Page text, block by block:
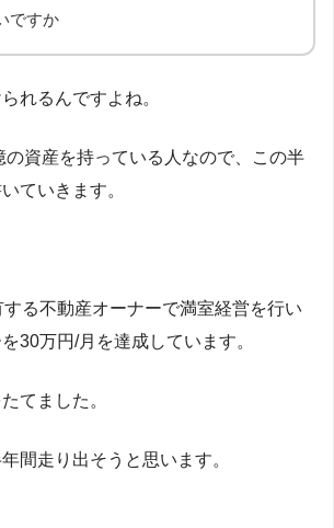
ですか
れるんですよね。
の資産を持っている人なので、この半
ていきます。
る不動産オーナーで満室経営を行い
30万円/月を達成しています。
てました。
間走り出そうと思います。